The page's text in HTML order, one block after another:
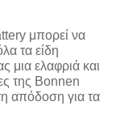
μπορεί να
τα είδη
μια ελαφριά και
της Bonnen
απόδοση για τα